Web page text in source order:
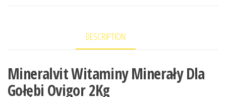
DESCRIPTION
Mineralvit Witaminy Minerały Dla
Gołębi Ovigor 2Kg